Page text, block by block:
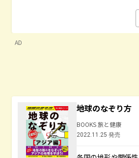
AD
地球のなぞり
BOOKS 旅と健康
2022.11.25 発売